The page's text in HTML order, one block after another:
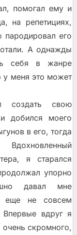
помогал ему и
на репетициях,
его
А однажды
себя в жанре
у меня это может
создать свою
добился моего
в его, тогда
я старался
упорно
давал мне
еще не совсем
Впервые вдруг я
скромного,